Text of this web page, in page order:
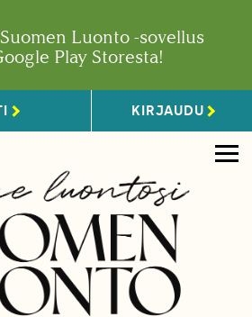
Luonto -sovellus
Play Storesta!
KIRJAUDU